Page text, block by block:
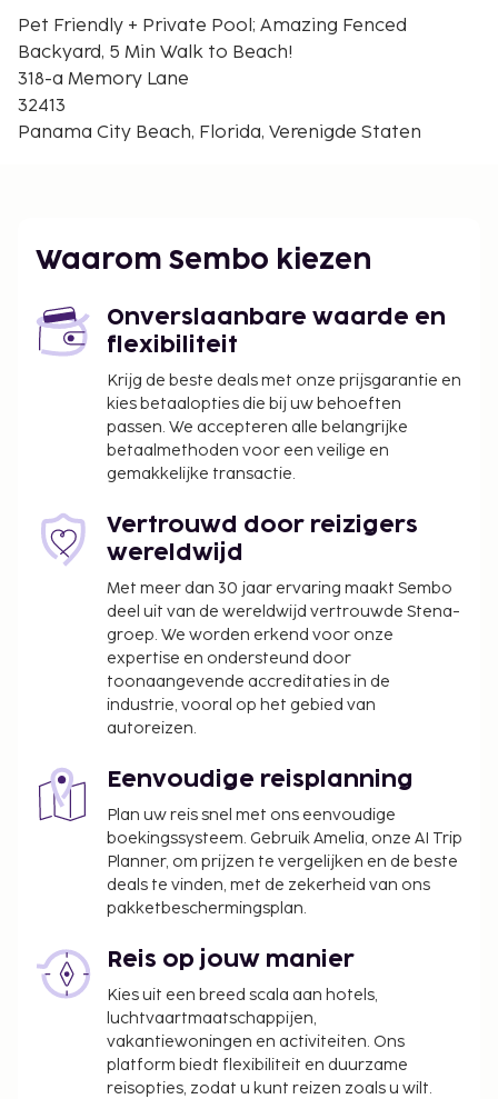
Visual Arts Aqua Gallery - 10,8 km
Fish Tales Art Gallery - 10,8 km
De dichtsbijzijnde luchthaven is Panama City, FL
(ECP-Northwest Florida Beaches Intl.) - 27,9 km
Toeslag voor huisdieren: USD 150 per huisdier,
per verblijf
Onderhoudstoeslag voor het verwarmde
zwembad: USD 60 per nacht
Deze lijst is mogelijk niet volledig. Toeslagen en
borgsommen zijn mogelijk excl. btw en kunnen
Het beleid van deze accommodatie staat
bepaalde reserveringen voor
groepsevenementen of groepsfeesten,
waaronder vrijgezellenfeesten, niet toe.
Kinderen verblijven gratis wanneer zij in
dezelfde kamer als hun ouders of voogd slapen
en de aanwezige bedden gebruiken.
De accommodatie wordt professioneel
schoongemaakt.
Contacloos inchecken en contactloos
Pet Friendly + Private Pool; Amazing Fenced
Backyard, 5 Min Walk to Beach!
318-a Memory Lane
32413
Panama City Beach, Florida, Verenigde Staten
Waarom Sembo kiezen
Onverslaanbare waarde en
flexibiliteit
Krijg de beste deals met onze prijsgarantie en
kies betaalopties die bij uw behoeften
passen. We accepteren alle belangrijke
betaalmethoden voor een veilige en
gemakkelijke transactie.
Vertrouwd door reizigers
wereldwijd
Met meer dan 30 jaar ervaring maakt Sembo
deel uit van de wereldwijd vertrouwde Stena-
groep. We worden erkend voor onze
expertise en ondersteund door
toonaangevende accreditaties in de
industrie, vooral op het gebied van
autoreizen.
Eenvoudige reisplanning
Plan uw reis snel met ons eenvoudige
boekingssysteem. Gebruik Amelia, onze AI Trip
Planner, om prijzen te vergelijken en de beste
deals te vinden, met de zekerheid van ons
pakketbeschermingsplan.
Reis op jouw manier
Kies uit een breed scala aan hotels,
luchtvaartmaatschappijen,
vakantiewoningen en activiteiten. Ons
platform biedt flexibiliteit en duurzame
reisopties, zodat u kunt reizen zoals u wilt.